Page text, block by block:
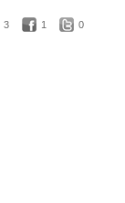
3 1 0